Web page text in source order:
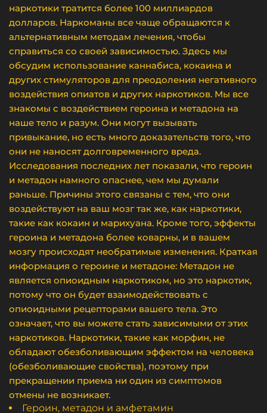
наркотики тратится более 100 миллиардов
долларов. Наркоманы все чаще обращаются к
альтернативным методам лечения, чтобы
справиться со своей зависимостью. Здесь мы
обсудим использование каннабиса, кокаина и
других стимуляторов для преодоления негативного
воздействия опиатов и других наркотиков. Мы все
знакомы с воздействием героина и метадона на
наше тело и разум. Они могут вызывать
привыкание, но есть много доказательств того, что
они не наносят долговременного вреда.
Исследования последних лет показали, что героин
и метадон намного опаснее, чем мы думали
раньше. Причины этого связаны с тем, что они
воздействуют на ваш мозг так же, как наркотики,
такие как кокаин и марихуана. Кроме того, эффекты
героина и метадона более коварны, и в вашем
мозгу происходят необратимые изменения. Краткая
информация о героине и метадоне: Метадон не
является опиоидным наркотиком, но это наркотик,
потому что он будет взаимодействовать с
опиоидными рецепторами вашего тела. Это
означает, что вы можете стать зависимыми от этих
наркотиков. Наркотики, такие как морфин, не
обладают обезболивающим эффектом на человека
(обезболивающие свойства), поэтому при
прекращении приема ни один из симптомов
отмены не возникает.
Героин, метадон и амфетамин